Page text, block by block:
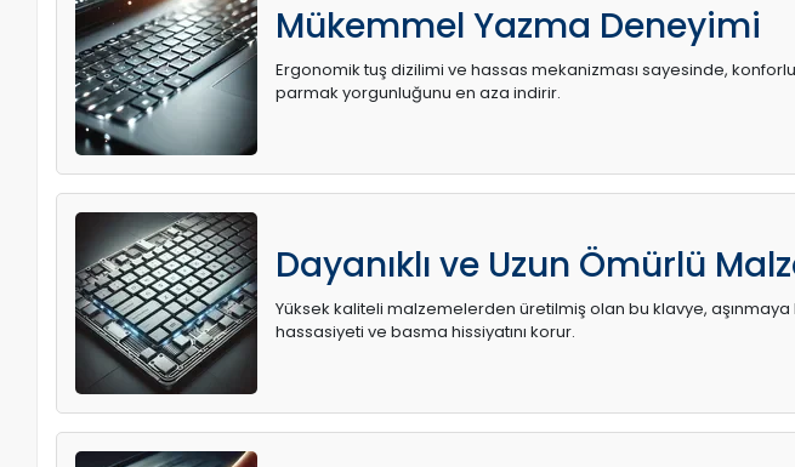
Mükemmel Yazma Deneyimi
Ergonomik tuş dizilimi ve hassas mekanizması sayesinde, konforlu
parmak yorgunluğunu en aza indirir.
Dayanıklı ve Uzun Ömürlü
Yüksek kaliteli malzemelerden üretilmiş olan bu klavye, aşınmaya
hassasiyeti ve basma hissiyatını korur.